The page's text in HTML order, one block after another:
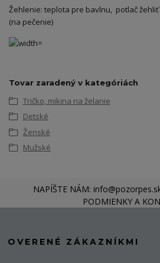
Žehlenie: teplota pre bavlnu, potlač
(na pečenie)
Tovar zaradený v kategóriách
Tričko, mikina na želanie
Detské
Ženské
Mužské
NAPÍŠTE NÁM:
PODMIENKY A
OVERENÉ ZÁKAZNÍKMI